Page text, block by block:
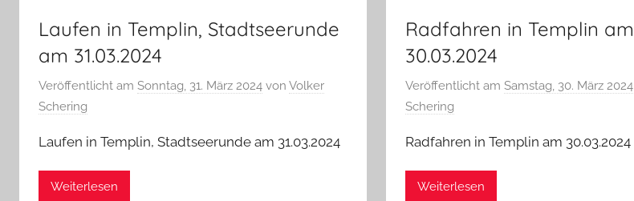
Laufen in Templin, Stadtseerunde
am 31.03.2024
Veröffentlicht am Sonntag, 31. März 2024 von Volker
Schering
Laufen in Templin, Stadtseerunde am 31.03.2024
Weiterlesen
Radfahren in Templin am
30.03.2024
Veröffentlicht amSamstag, 30. März 2024
Schering
Radfahren in Templin am 30.03.2024
Weiterlesen